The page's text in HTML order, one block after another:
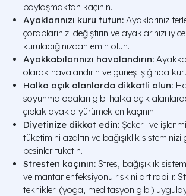
paylaşmaktan kaçının.
Ayaklarınızı kuru tutun: Ayaklarınız
çoraplarınızı değiştirin ve ayaklarınızı iyice
kuruladığınızdan emin olun.
Ayakkabılarınızı havalandırın:
olarak havalandırın ve güneş ışığında
Halka açık alanlarda dikkatli olun:
soyunma odaları gibi halka açık
çıplak ayakla yürümekten kaçının.
Diyetinize dikkat edin: Şekerli ve
tüketimini azaltın ve bağışıklık sisteminizi
besinler tüketin.
Stresten kaçının: Stres, bağışıklık
ve mantar enfeksiyonu riskini artırabilir.
teknikleri (yoga, meditasyon gibi)